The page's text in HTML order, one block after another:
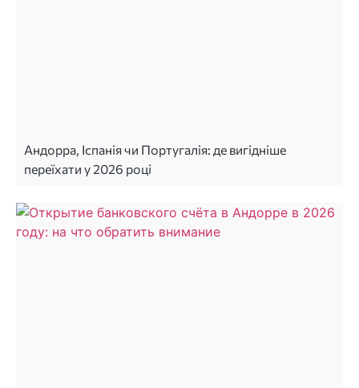
Андорра, Іспанія чи Португалія: де вигідніше
переїхати у 2026 році